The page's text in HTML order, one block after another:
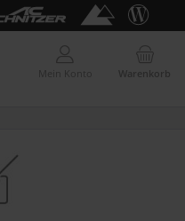
Warenkorb
Mein Konto